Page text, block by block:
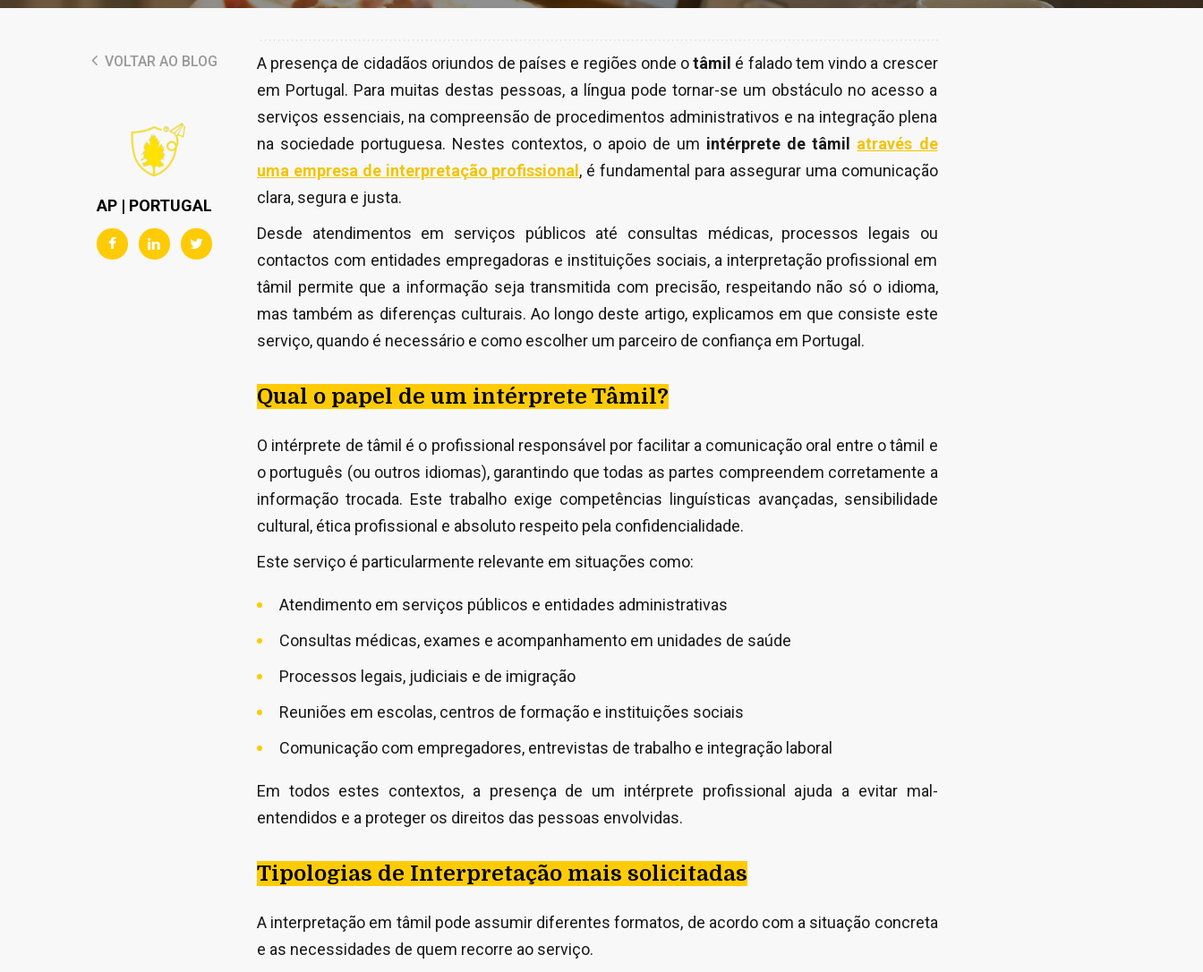
VOLTAR AO BLOG
AP | PORTUGAL
A presença de cidadãos oriundos de países e regiões onde otâmil é falado tem vindo a crescer
em Portugal. Para muitas destas pessoas, a língua pode tornar-se um obstáculo no acesso a
serviços essenciais, na compreensão de procedimentos administrativos e na integração plena
na sociedade portuguesa. Nestes contextos, o apoio de um intérprete de tâmil
através de
uma empresa de interpretação profissional , é fundamental para assegurar uma comunicação
clara, segura e justa.
Desde atendimentos em serviços públicos até consultas médicas, processos legais ou
contactos com entidades empregadoras e instituições sociais, a interpretação profissional em
tâmil permite que a informação seja transmitida com precisão, respeitando não só o idioma,
mas também as diferenças culturais. Ao longo deste artigo, explicamos em que consiste este
serviço, quando é necessário e como escolher um parceiro de confiança em Portugal.
Qual o papel de um intérprete Tâmil?
O intérprete de tâmil é o profissional responsável por facilitar a comunicação oral entre o tâmil e
o português (ou outros idiomas), garantindo que todas as partes compreendem corretamente a
informação trocada. Este trabalho exige competências linguísticas avançadas, sensibilidade
cultural, ética profissional e absoluto respeito pela confidencialidade.
Este serviço é particularmente relevante em situações como:
Atendimento em serviços públicos e entidades administrativas
Consultas médicas, exames e acompanhamento em unidades de saúde
Processos legais, judiciais e de imigração
Reuniões em escolas, centros de formação e instituições sociais
Comunicação com empregadores, entrevistas de trabalho e integração laboral
Em todos estes contextos, a presença de um intérprete profissional ajuda a evitar mal-
entendidos e a proteger os direitos das pessoas envolvidas.
Tipologias de Interpretação mais solicitadas
A interpretação em tâmil pode assumir diferentes formatos, de acordo com a situação concreta
e as necessidades de quem recorre ao serviço.